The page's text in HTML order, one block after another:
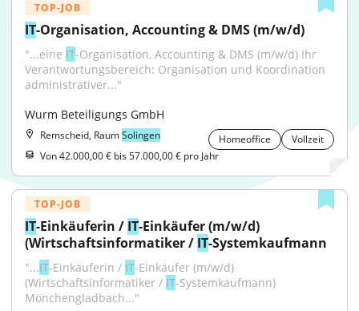
TOP-JOB
IT-Organisation, Accounting & DMS (m/w/d)
"...eine IT-Organisation, Accounting & DMS (m/w/d) Ihr
Verantwortungsbereich: Organisation und Koordination
administrativer..."
Wurm Beteiligungs GmbH
Remscheid, RaumSolingen Homeoffice
Vollzeit
Von 42.000,00 € bis 57.000,00 € pro Jahr
TOP-JOB
IT-Einkäuferin / IT-Einkäufer (m/w/d)
(Wirtschaftsinformatiker / IT-Systemkaufmann
"...IT-Einkäuferin / IT-Einkäufer (m/w/d)
(Wirtschaftsinformatiker / IT-Systemkaufmann)
Mönchengladbach..."